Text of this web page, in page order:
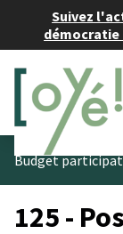
Suivez
démocratie
Budget
125 -